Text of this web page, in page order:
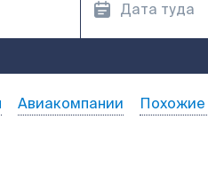
Авиакомпании Похожие